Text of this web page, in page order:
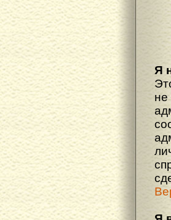
Я
не